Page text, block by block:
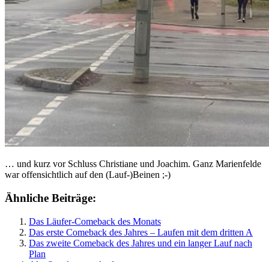
… und kurz vor Schluss Christiane und Joachim. Ganz Marienfelde
war offensichtlich auf den (Lauf-)Beinen ;-)
Ähnliche Beiträge:
Das Läufer-Comeback des Monats
Das erste Comeback des Jahres – Laufen mit dem dritten A
Das zweite Comeback des Jahres und ein langer Lauf nach
Plan